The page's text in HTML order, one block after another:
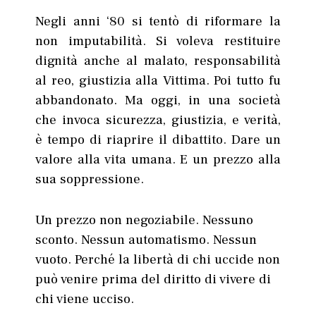
Negli anni ‘80 si tentò di riformare la
non imputabilità. Si voleva restituire
dignità anche al malato, responsabilità
al reo, giustizia alla Vittima. Poi tutto fu
abbandonato. Ma oggi, in una società
che invoca sicurezza, giustizia, e verità,
è tempo di riaprire il dibattito. Dare un
valore alla vita umana. E un prezzo alla
sua soppressione.
Un prezzo non negoziabile. Nessuno
sconto. Nessun automatismo. Nessun
vuoto. Perché la libertà di chi uccide non
può venire prima del diritto di vivere di
chi viene ucciso.